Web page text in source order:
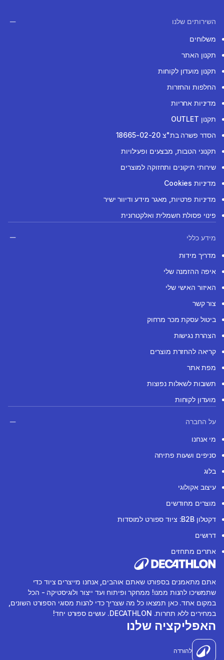
השירותים שלנו
משלוחים
תקנון האתר
תקנון מועדון לקוחות
החלפות והחזרות
מדיניות אחריות
תקנון OUTLET
הסדר פשרה בת"צ 18665-02-20
תקנוני הטבות, מבצעים ופעילויות
שירותי תיקונים ותחזוקה למוצרים
מדיניות Cookies
מדיניות פרטיות, מאגר מידע ודיוור ישיר
פינוי פסולת חשמלית ואלקטרונית
מידע כללי
מדריך מידות
איפה ההזמנה שלי
האיזור האישי שלי
צור קשר
ביטול עסקת מכר מרחוק
הצהרת נגישות
קריאה להחזרת מוצרים
מפת אתר
תשובות לשאלות נפוצות
מועדון לקוחות
על החברה
מי אנחנו
סניפים ושעות פתיחה
בלוג
עיצוב אקולוגי
מוצרים מחודשים
דקטלון B2B: ציוד ספורט למוסדות
דרושים
אתרים מתחזים
אתם מתאמנים בספורט שאתם אוהבים, אנחנו מייצרים ציוד כדי
שתמשיכו להנות ממנו! ממחקר ופיתוח ועד ייצור ולוגיסטיקה - הכל
במקום אחד. כאן תמצאו כל מה שצריך כדי להנות מסוגי הספורט השונים,
במחירים ללא תחרות. DECATHLON. עושים ספורט יחד!
האפליקציה שלנו
להורדה